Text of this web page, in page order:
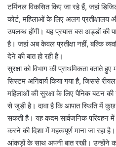
टर्मिनल विकसित किए जा रहे हैं, जहां
कोर्ट, महिलाओं के लिए अलग प्रतीक्षालय
उपलब्ध होंगी। यह प्रयास बस अड्डों की
है। जहां अब केवल प्रतीक्षा नहीं, बल्कि
देने की बात हो रही है।
सुरक्षा को विभाग की प्राथमिकता बताते
सिस्टम अनिवार्य किया गया है, जिससे
महिलाओं की सुरक्षा के लिए पैनिक बटन
से जुड़ी है। दावा है कि आपात स्थिति में
सकती है। यह कदम सार्वजनिक परिवहन में
करने की दिशा में महत्वपूर्ण माना जा रहा
आंकड़ों के साथ अपनी बात रखी। उन्होंने